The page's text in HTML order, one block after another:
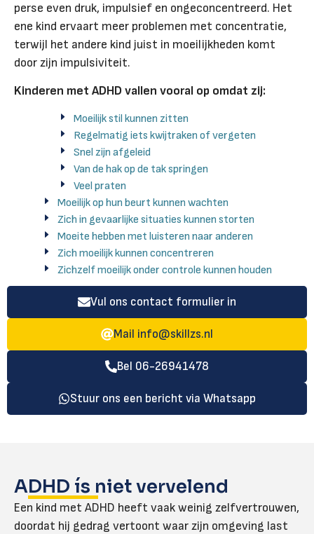
perse even druk, impulsief en ongeconcentreerd. Het
ene kind ervaart meer problemen met concentratie,
terwijl het andere kind juist in moeilijkheden komt
door zijn impulsiviteit.
Kinderen met ADHD vallen vooral op omdat zij:
Moeilijk stil kunnen zitten
Regelmatig iets kwijtraken of vergeten
Snel zijn afgeleid
Van de hak op de tak springen
Veel praten
Moeilijk op hun beurt kunnen wachten
Zich in gevaarlijke situaties kunnen storten
Moeite hebben met luisteren naar anderen
Zich moeilijk kunnen concentreren
Zichzelf moeilijk onder controle kunnen houden
Vul ons contact formulier in
Mail info@skillzs.nl
Bel 06-26941478
Stuur ons een bericht via Whatsapp
ADHD ís niet vervelend
Een kind met ADHD heeft vaak weinig zelfvertrouwen,
doordat hij gedrag vertoont waar zijn omgeving last